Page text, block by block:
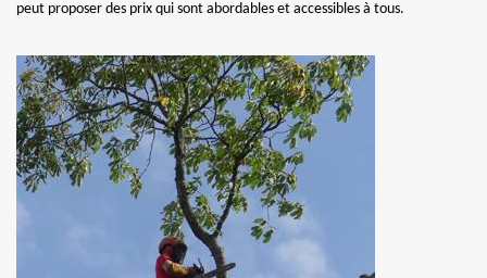
peut proposer des prix qui sont abordables et accessibles à tous.